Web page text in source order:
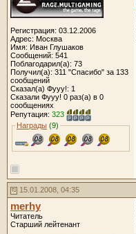
Регистрация: 03.12.2006
Адрес: Москва
Имя: Иван Глушаков
Сообщений: 541
Поблагодарил(а): 73
Получил(а): 311 "Спасибо" за 133
сообщений
Сказал(а) Фууу!: 1
Сказали Фууу! 0 раз(а) в 0
сообщениях
Репутация: 323
Награды (9)
15.01.2008, 04:35
merhy
Читатель
Старший лейтенант